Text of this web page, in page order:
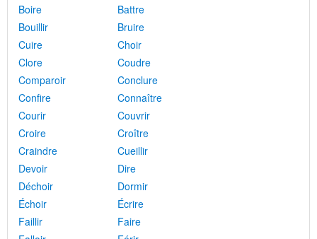
Boire
Battre
Bouillir
Bruire
Cuire
Choir
Clore
Coudre
Comparoir
Conclure
Confire
Connaître
Courir
Couvrir
Croire
Croître
Craindre
Cueillir
Devoir
Dire
Déchoir
Dormir
Échoir
Écrire
Faillir
Faire